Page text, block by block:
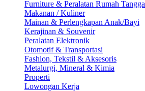
Furniture & Peralatan Rumah Tangga
Makanan / Kuliner
Mainan & Perlengkapan Anak/Bayi
Kerajinan & Souvenir
Peralatan Elektronik
Otomotif & Transportasi
Fashion, Tekstil & Aksesoris
Metalurgi, Mineral & Kimia
Properti
Lowongan Kerja